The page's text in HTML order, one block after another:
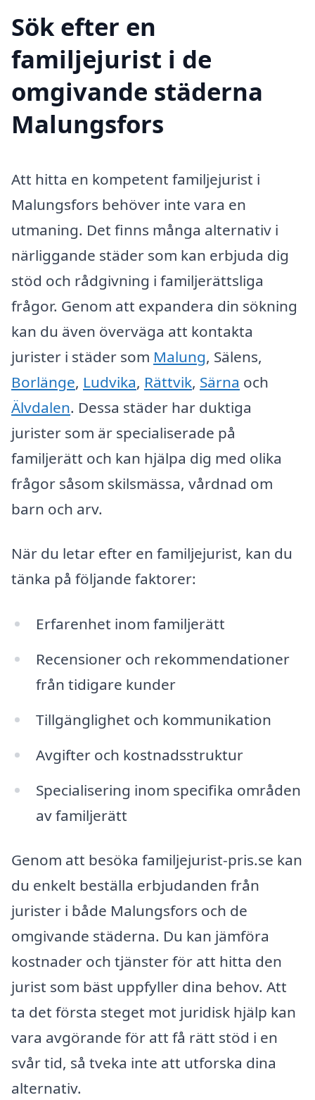
Sök efter en
familjejurist i de
omgivande städerna
Malungsfors
Att hitta en kompetent familjejurist i
Malungsfors behöver inte vara en
utmaning. Det finns många alternativ i
närliggande städer som kan erbjuda dig
stöd och rådgivning i familjerättsliga
frågor. Genom att expandera din sökning
kan du även överväga att kontakta
jurister i städer som Malung, Sälens,
Borlänge, Ludvika, Rättvik, Särna och
Älvdalen. Dessa städer har duktiga
jurister som är specialiserade på
familjerätt och kan hjälpa dig med olika
frågor såsom skilsmässa, vårdnad om
barn och arv.
När du letar efter en familjejurist, kan du
tänka på följande faktorer:
Erfarenhet inom familjerätt
Recensioner och rekommendationer
från tidigare kunder
Tillgänglighet och kommunikation
Avgifter och kostnadsstruktur
Specialisering inom specifika områden
av familjerätt
Genom att besöka familjejurist-pris.se kan
du enkelt beställa erbjudanden från
jurister i både Malungsfors och de
omgivande städerna. Du kan jämföra
kostnader och tjänster för att hitta den
jurist som bäst uppfyller dina behov. Att
ta det första steget mot juridisk hjälp kan
vara avgörande för att få rätt stöd i en
svår tid, så tveka inte att utforska dina
alternativ.